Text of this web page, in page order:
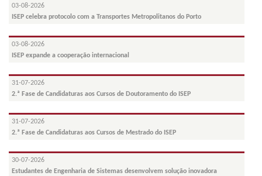
03-08-2026
ISEP celebra protocolo com a Transportes Metropolitanos do Porto
03-08-2026
ISEP expande a cooperação internacional
31-07-2026
2.ª Fase de Candidaturas aos Cursos de Doutoramento do ISEP
31-07-2026
2.ª Fase de Candidaturas aos Cursos de Mestrado do ISEP
30-07-2026
Estudantes de Engenharia de Sistemas desenvolvem solução inovadora